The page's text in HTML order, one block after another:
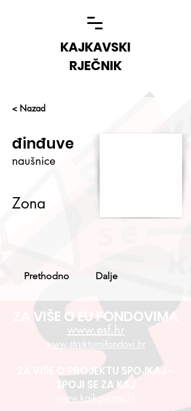
KAJKAVSKI
RJEČNIK
< Nazad
đinđuve
naušnice
Zona
Prethodno Dalje
ZA VIŠE O EU FONDOVIMA
www.esf.hr
www.strukturnifondovi.hr
ZA VIŠE O PROJEKTU SPOJKAJ -
SPOJI SE ZA KAJ
www.kajkaviana.hr